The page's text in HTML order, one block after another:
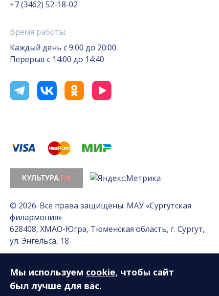
+7 (3462) 52-18-02
Время работы:
Каждый день с 9:00 до 20:00
Перерыв с 14:00 до 14:40
© 2026. Все права защищены. МАУ «Сургутская
филармония»
628408, ХМАО-Югра, Тюменская область, г. Сургут,
ул. Энгельса, 18
Разработка сайта — Интернет-лаборатория
«Делиссимо»
Мы используем cookie, чтобы сайт
был лучше для вас.